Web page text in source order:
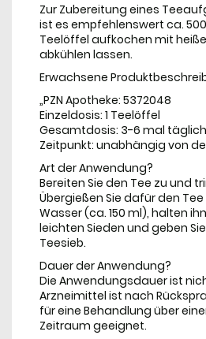
Zur Zubereitung eines
ist es empfehlenswert ca.
Teelöffel aufkochen mit
abkühlen lassen.
Erwachsene
„PZN Apotheke: 5372048
Einzeldosis: 1 Teelöffel
Gesamtdosis: 3-6 mal täglich
Zeitpunkt: unabhängig von
Art der Anwendung?
Bereiten Sie den Tee zu und
Übergießen Sie dafür den
Wasser (ca. 150 ml), halten
leichten Sieden und geben
Teesieb.
Dauer der Anwendung?
Die Anwendungsdauer ist
Arzneimittel ist nach
für eine Behandlung über
Zeitraum geeignet.